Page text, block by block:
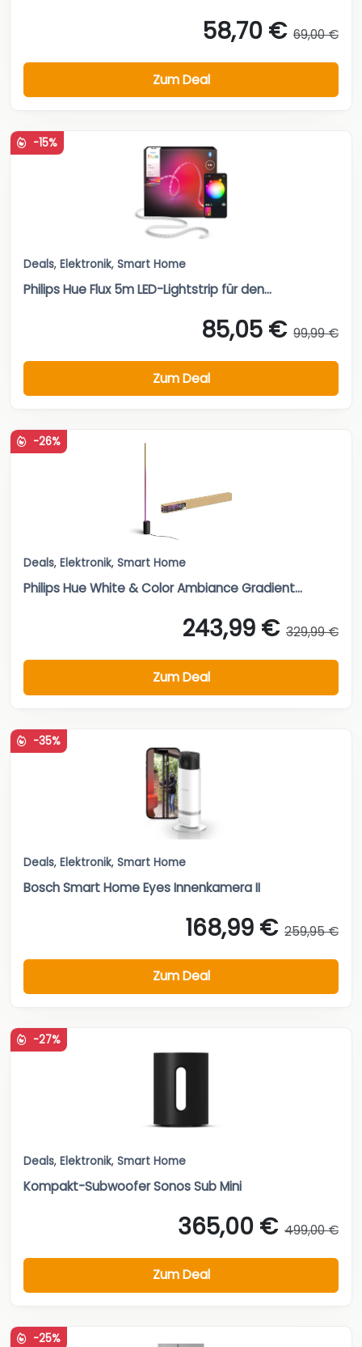
58,70 € 69,00 €
Zum Deal
-15%
Deals, Elektronik, Smart Home
Philips Hue Flux 5m LED-Lightstrip für den...
85,05 € 99,99 €
Zum Deal
-26%
Deals, Elektronik, Smart Home
Philips Hue White & Color Ambiance Gradient...
243,99 € 329,99 €
Zum Deal
-35%
Deals, Elektronik, Smart Home
Bosch Smart Home Eyes Innenkamera II
168,99 € 259,95 €
Zum Deal
-27%
Deals, Elektronik, Smart Home
Kompakt-Subwoofer Sonos Sub Mini
365,00 € 499,00 €
Zum Deal
-25%